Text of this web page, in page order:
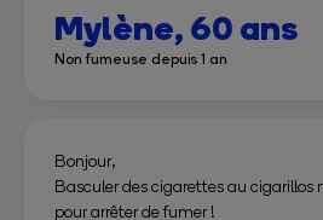
patchs car le sevrage s'installait. Je
patchs sont une aide précieuse car il
de sevrage, pas d'énervement, ni
prise de poids car je voulais
Aujourd'hui, ça fait 14 mois que je
Je commence un régime et à
Mylène,60 ans
Non fumeuse depuis 1 an
Bonjour,
Basculer des cigarettes au cigarillos
pour arrêter de fumer !